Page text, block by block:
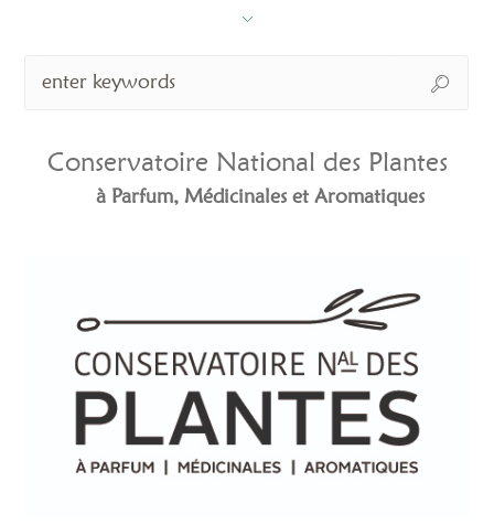
Conservatoire National des Plantes
à Parfum, Médicinales et Aromatiques